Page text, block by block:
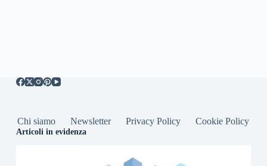
Chi siamo Newsletter Privacy Policy Cookie Policy
Articoli in evidenza